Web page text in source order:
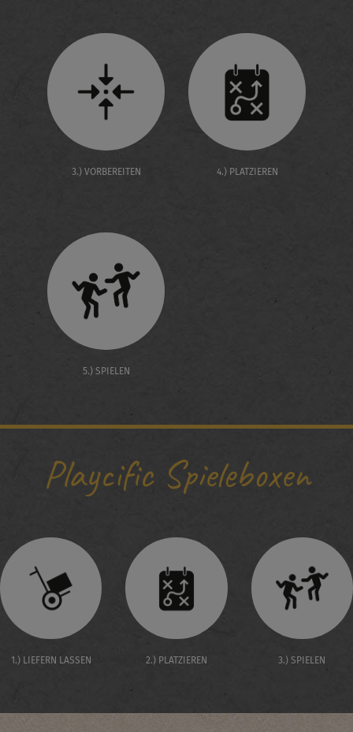
3.) VORBEREITEN 4.) PLATZIEREN
5.) SPIELEN
Playcific Spieleboxen
1.) LIEFERN LASSEN 2.) PLATZIEREN 3.) SPIELEN